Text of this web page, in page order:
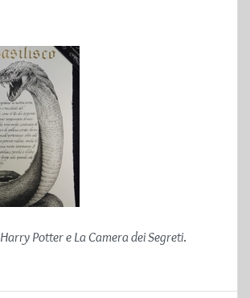
Harry Potter e La Camera dei Segreti.